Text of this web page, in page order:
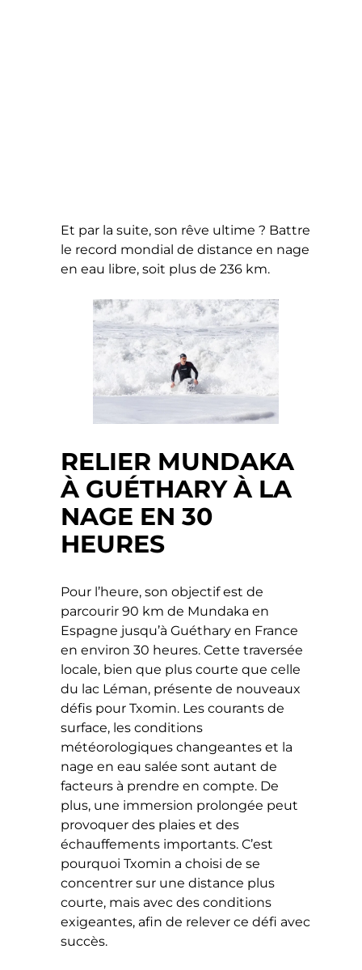
Et par la suite, son rêve ultime ? Battre
le record mondial de distance en nage
en eau libre, soit plus de 236 km.
RELIER MUNDAKA
À GUÉTHARY À LA
NAGE EN 30
HEURES
Pour l’heure, son objectif est de
parcourir 90 km de Mundaka en
Espagne jusqu’à Guéthary en France
en environ 30 heures. Cette traversée
locale, bien que plus courte que celle
du lac Léman, présente de nouveaux
défis pour Txomin. Les courants de
surface, les conditions
météorologiques changeantes et la
nage en eau salée sont autant de
facteurs à prendre en compte. De
plus, une immersion prolongée peut
provoquer des plaies et des
échauffements importants. C’est
pourquoi Txomin a choisi de se
concentrer sur une distance plus
courte, mais avec des conditions
exigeantes, afin de relever ce défi avec
succès.